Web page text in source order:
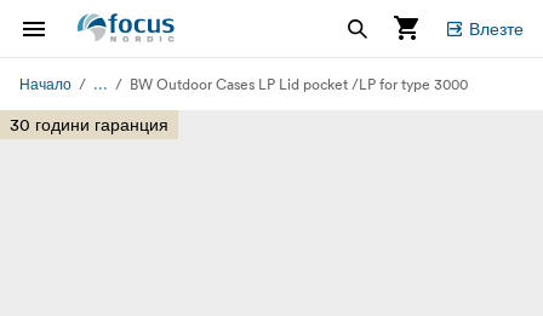
Влезте
Начало ... BW Outdoor Cases LP Lid pocket /LP for type 3000
30 години гаранция